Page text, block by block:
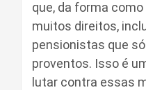
que, da forma
muitos direitos,
pensionistas que
proventos. Isso é
lutar contra essas